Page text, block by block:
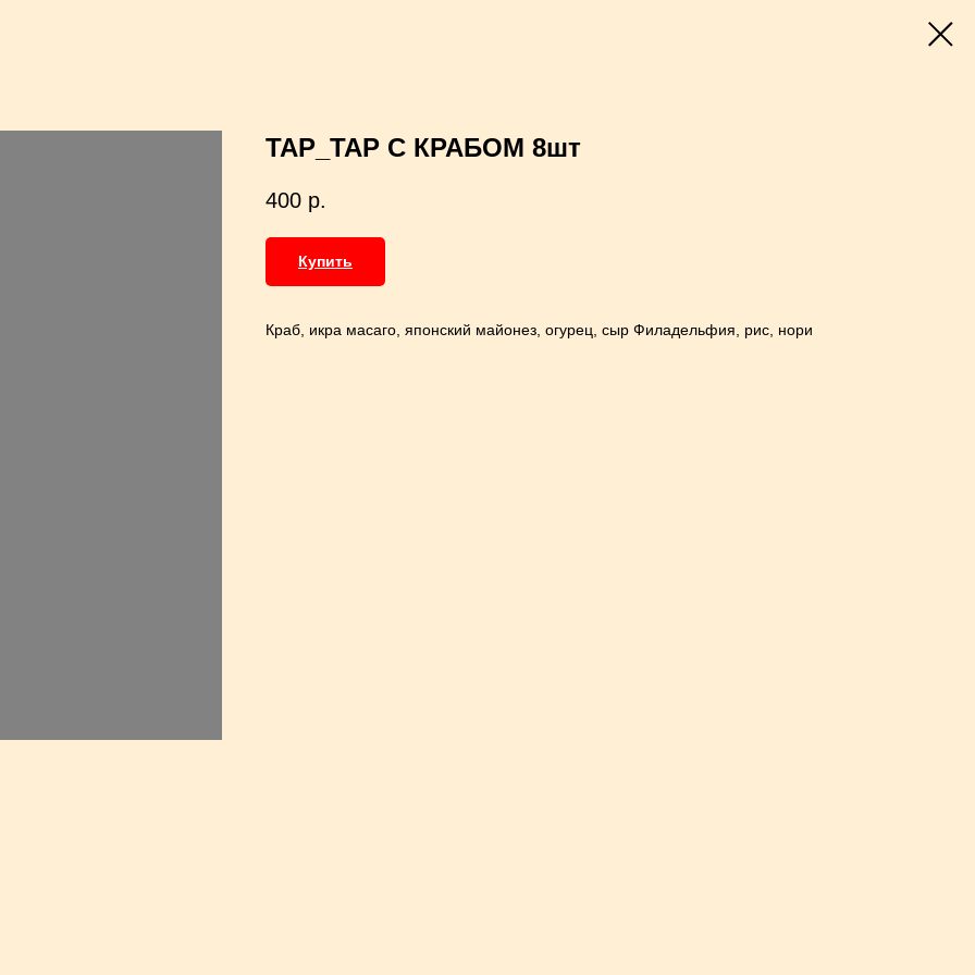
ТАР_ТАР С КРАБОМ 8шт
400 р.
Купить
Краб, икра масаго, японский майонез, огурец, сыр Филадельфия, рис, нори